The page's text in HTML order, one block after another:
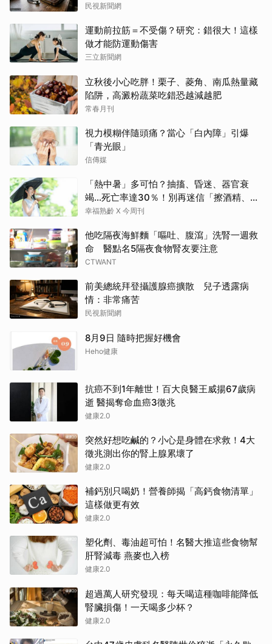
民視新聞網
運動前拉筋＝不受傷？研究：錯很大！這樣
做才能防運動傷害
三立新聞網
立秋後小心吃胖！栗子、菱角、南瓜熱量藏
陷阱，高澱粉蔬菜吃錯恐越減越肥
常春月刊
視力模糊伴隨頭痛？當心「白內障」引爆
「青光眼」
信傳媒
「熱中暑」多可怕？抽搐、昏迷、器官衰
竭…死亡率達30％！別再迷信「擦酒精、吃
退燒藥」，5招才能真救命
幸福熟齡 X 今周刊
他吃隔夜海鮮麵「嘔吐、腹瀉」洗腎一週救
命 醫點名5隔夜食物腎友要注意
CTWANT
前美總統拜登攝護腺癌擴散 兒子透露病
情：非常痛苦
民視新聞網
8月9日 隨時把握好機會
Heho健康
抗癌不到1年離世！百大良醫王威揚67歲病
逝 醫揭奪命血癌3徵兆
健康2.0
突然好想吃鹹的？小心是身體在求救！4大
徵兆測出你的腎上腺累壞了
健康2.0
補鈣別只喝奶！營養師揭「高鈣食物清單」
這樣做更有效
健康2.0
塑化劑、毒油超可怕！名醫大推這些食物幫
肝腎減毒 燕麥也入榜
健康2.0
超過萬人研究發現：每天喝這種咖啡能降低
腎臟損傷！一天喝多少杯？
健康2.0